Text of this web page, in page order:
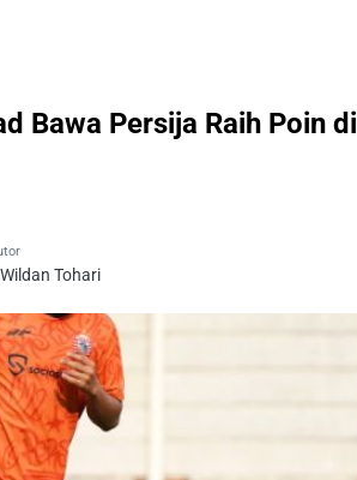
Bawa Persija Raih Poin di
Tohari